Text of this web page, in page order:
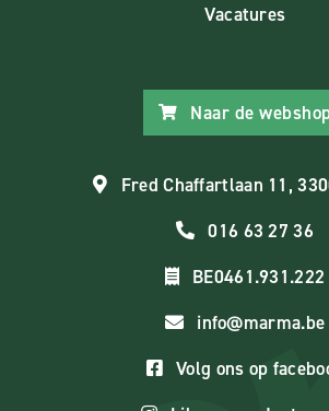
Vacatures
Naar de
Fred Chaffartlaan 11,
016 63 27 36
BE0461.931.222
info@marma.be
Volg ons op